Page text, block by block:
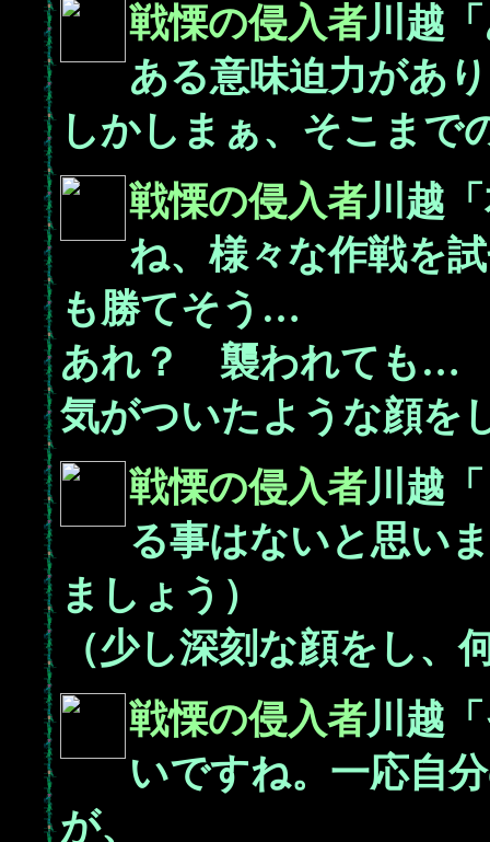
戦慄の侵入者川越
ある意味迫力があ
しかしまぁ、そこま
戦慄の侵入者川越
ね、様々な作戦を
も勝てそう…
あれ？ 襲われても…
気がついたような顔を
戦慄の侵入者川越
る事はないと思い
ましょう）
（少し深刻な顔をし、
戦慄の侵入者川越
いですね。一応自
が、